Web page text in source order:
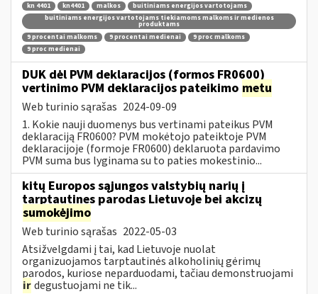
kn 4401 kn4401 malkos
buitiniams energijos vartotojams
buitiniams energijos vartotojams tiekiamoms malkoms ir medienos
produktams
9 procentai malkoms
9 procentai medienai
9 proc malkoms
9 proc medienai
DUK dėl PVM deklaracijos (formos FR0600)
vertinimo PVM deklaracijos pateikimo metu
Web turinio sąrašas 2024-09-09
1. Kokie nauji duomenys bus vertinami pateikus PVM
deklaraciją FR0600? PVM mokėtojo pateiktoje PVM
deklaracijoje (formoje FR0600) deklaruota pardavimo
PVM suma bus lyginama su to paties mokestinio...
kitų Europos sąjungos valstybių narių į
tarptautines parodas Lietuvoje bei akcizų
sumokėjimo
Web turinio sąrašas 2022-05-03
Atsižvelgdami į tai, kad Lietuvoje nuolat
organizuojamos tarptautinės alkoholinių gėrimų
parodos, kuriose neparduodami, tačiau demonstruojami
irdegustuojami ne tik...